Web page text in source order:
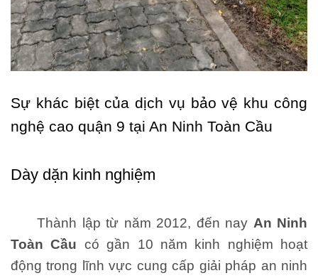
Sự khác biệt của dịch vụ bảo vệ khu công
nghệ cao quận 9 tại An Ninh Toàn Cầu
Dày dặn kinh nghiệm
Thành lập từ năm 2012, đến nay An Ninh
Toàn Cầu có gần 10 năm kinh nghiệm hoạt
động trong lĩnh vực cung cấp giải pháp an ninh